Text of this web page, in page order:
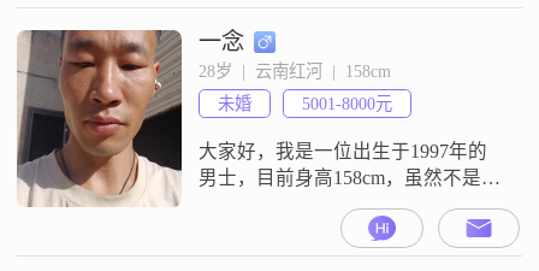
一念
28岁  |  云南红河  |  158cm
未婚
5001-8000元
大家好，我是一位出生于1997年的
男士，目前身高158cm，虽然不是特
别高大，但我相信内在的品质比外
在的身高更加重要##3002##我在红
河工作，月收入在5001到8000元之